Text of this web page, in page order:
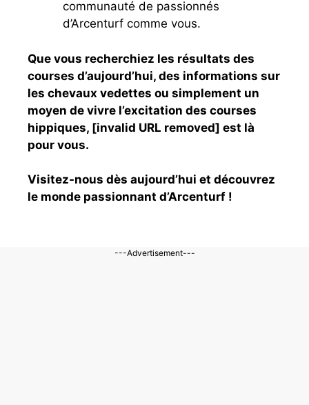
communauté de passionnés
d’Arcenturf comme vous.
Que vous recherchiez les résultats des
courses d’aujourd’hui, des informations sur
les chevaux vedettes ou simplement un
moyen de vivre l’excitation des courses
hippiques, [invalid URL removed] est là
pour vous.
Visitez-nous dès aujourd’hui et découvrez
le monde passionnant d’Arcenturf !
---Advertisement---